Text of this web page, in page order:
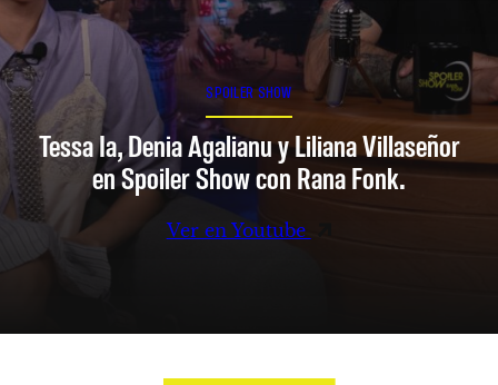
SPOILER SHOW
Tessa Ia, Denia Agalianu y Liliana Villaseñor
en Spoiler Show con Rana Fonk.
Ver en Youtube